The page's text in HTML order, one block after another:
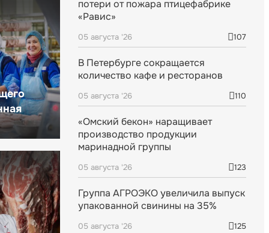
потери от пожара птицефабрике
«Равис»
05 августа '26 107
В Петербурге сокращается
количество кафе и ресторанов
05 августа '26 110
«Омский бекон» наращивает
производство продукции
маринадной группы
05 августа '26 123
Группа АГРОЭКО увеличила выпуск
упакованной свинины на 35%
05 августа '26 125